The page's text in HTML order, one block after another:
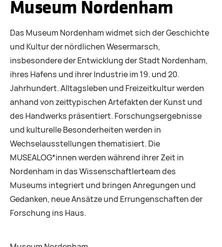
Museum Nordenham
Das Museum Nordenham widmet sich der Geschichte
und Kultur der nördlichen Wesermarsch,
insbesondere der Entwicklung der Stadt Nordenham,
ihres Hafens und ihrer Industrie im 19. und 20.
Jahrhundert. Alltagsleben und Freizeitkultur werden
anhand von zeittypischen Artefakten der Kunst und
des Handwerks präsentiert. Forschungsergebnisse
und kulturelle Besonderheiten werden in
Wechselausstellungen thematisiert. Die
MUSEALOG*innen werden während ihrer Zeit in
Nordenham in das Wissenschaftlerteam des
Museums integriert und bringen Anregungen und
Gedanken, neue Ansätze und Errungenschaften der
Forschung ins Haus.